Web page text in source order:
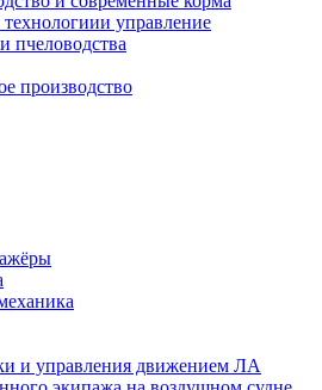
управление
пчеловодства
производство
и управления движением ЛА